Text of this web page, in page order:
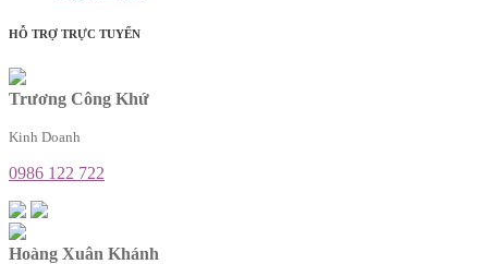
HỖ TRỢ TRỰC TUYẾN
Trương Công Khứ
Kinh Doanh
0986 122 722
Hoàng Xuân Khánh